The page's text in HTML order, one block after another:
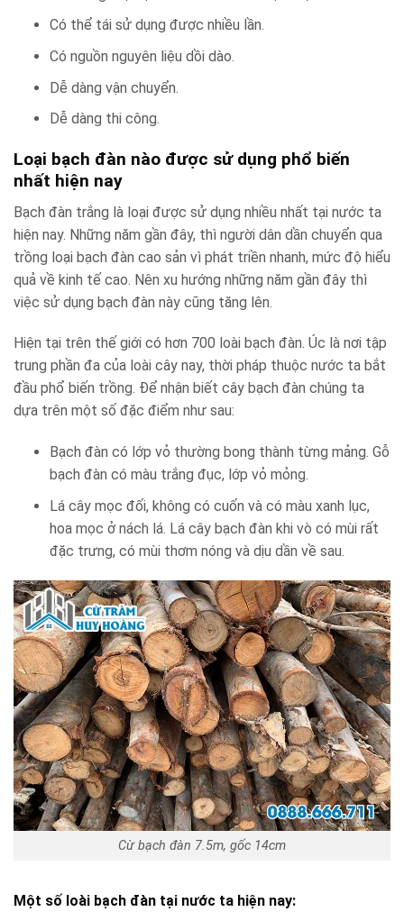
Có thể tái sử dụng được nhiều lần.
Có nguồn nguyên liệu dồi dào.
Dễ dàng vận chuyển.
Dễ dàng thi công.
Loại bạch đàn nào được sử dụng phổ biến
nhất hiện nay
Bạch đàn trắng là loại được sử dụng nhiều nhất tại nước ta
hiện nay. Những năm gần đây, thì người dân dần chuyển qua
trồng loại bạch đàn cao sản vì phát triền nhanh, mức độ hiểu
quả về kinh tế cao. Nên xu hướng những năm gần đây thì
việc sử dụng bạch đàn này cũng tăng lên.
Hiện tại trên thế giới có hơn 700 loài bạch đàn. Úc là nơi tập
trung phần đa của loài cây nay, thời pháp thuộc nước ta bắt
đầu phổ biến trồng. Để nhận biết cây bạch đàn chúng ta
dựa trên một số đặc điểm như sau:
Bạch đàn có lớp vỏ thường bong thành từng mảng. Gỗ
bạch đàn có màu trắng đục, lớp vỏ mỏng.
Lá cây mọc đối, không có cuốn và có màu xanh lục,
hoa mọc ở nách lá. Lá cây bạch đàn khi vò có mùi rất
đặc trưng, có mùi thơm nóng và dịu dần về sau.
Cừ bạch đàn 7.5m, gốc 14cm
Một số loài bạch đàn tại nước ta hiện nay: